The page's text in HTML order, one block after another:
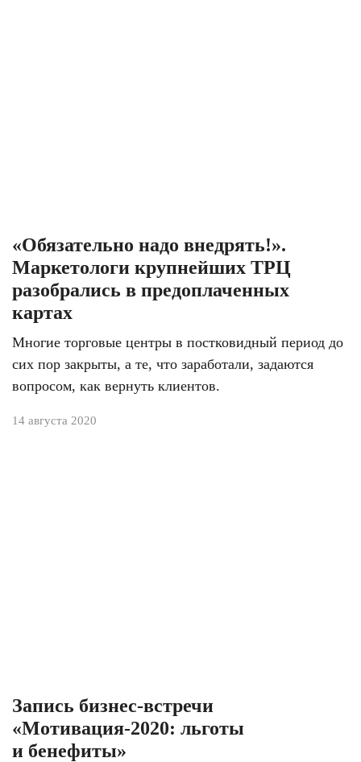
«Обязательно надо внедрять!».
Маркетологи крупнейших ТРЦ
разобрались в предоплаченных
картах
Многие торговые центры в постковидный период до
сих пор закрыты, а те, что заработали, задаются
вопросом, как вернуть клиентов.
14 августа 2020
Запись бизнес-встречи
«Мотивация-2020: льготы
и бенефиты»